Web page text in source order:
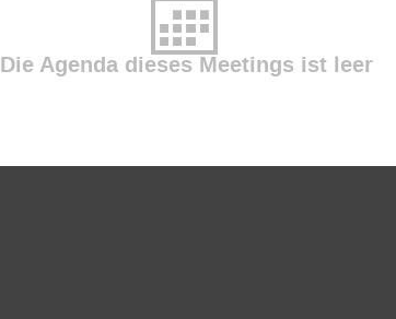
Die Agenda dieses Meetings ist leer